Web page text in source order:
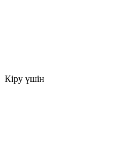
Кіру үшін